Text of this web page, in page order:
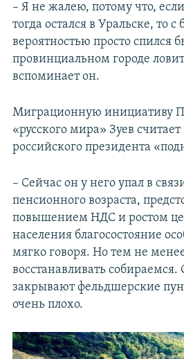
– Я не жалею, потому что,
тогда остался в Уральске, то
вероятностью просто спился
провинциальном городе
вспоминает он.
Миграционную инициативу
«русского мира» Зуев
российского президента
– Сейчас он у него упал в
пенсионного возраста,
повышением НДС и ростом
населения благосостояние
мягко говоря. Но тем не
восстанавливать собираемся.
закрывают фельдшерские
очень плохо.